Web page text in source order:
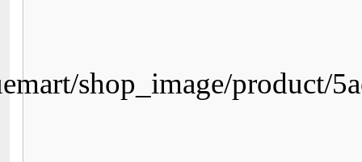
http://www.digitalis.ba/